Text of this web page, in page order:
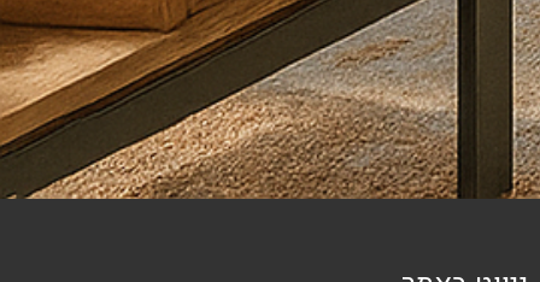
מדיניות
הפרטיות
שליחה